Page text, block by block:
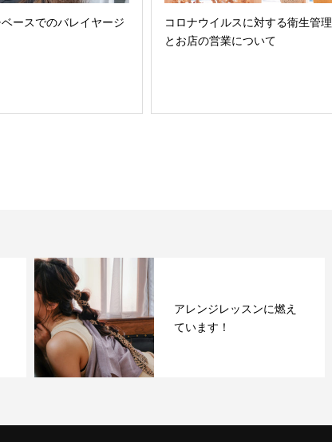
ースでのバレイヤージ
コロナウイルスに対する衛生管理
とお店の営業について
アレンジレッスンに燃え
ています！